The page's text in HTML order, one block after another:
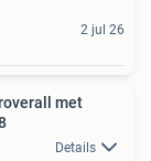
2 jul 26
met
Details